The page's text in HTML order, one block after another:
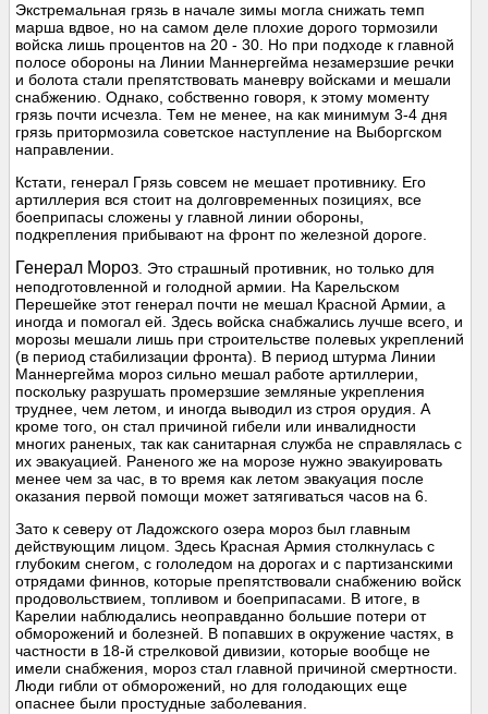
Экстремальная грязь в начале зимы могла снижать темп
марша вдвое, но на самом деле плохие дорого тормозили
войска лишь процентов на 20 - 30. Но при подходе к главной
полосе обороны на Линии Маннергейма незамерзшие речки
и болота стали препятствовать маневру войсками и мешали
снабжению. Однако, собственно говоря, к этому моменту
грязь почти исчезла. Тем не менее, на как минимум 3-4 дня
грязь притормозила советское наступление на Выборгском
направлении.
Кстати, генерал Грязь совсем не мешает противнику. Его
артиллерия вся стоит на долговременных позициях, все
боеприпасы сложены у главной линии обороны,
подкрепления прибывают на фронт по железной дороге.
Генерал Мороз . Это страшный противник, но только для
неподготовленной и голодной армии. На Карельском
Перешейке этот генерал почти не мешал Красной Армии, а
иногда и помогал ей. Здесь войска снабжались лучше всего, и
морозы мешали лишь при строительстве полевых укреплений
(в период стабилизации фронта). В период штурма Линии
Маннергейма мороз сильно мешал работе артиллерии,
поскольку разрушать промерзшие земляные укрепления
труднее, чем летом, и иногда выводил из строя орудия. А
кроме того, он стал причиной гибели или инвалидности
многих раненых, так как санитарная служба не справлялась с
их эвакуацией. Раненого же на морозе нужно эвакуировать
менее чем за час, в то время как летом эвакуация после
оказания первой помощи может затягиваться часов на 6.
Зато к северу от Ладожского озера мороз был главным
действующим лицом. Здесь Красная Армия столкнулась с
глубоким снегом, с гололедом на дорогах и с партизанскими
отрядами финнов, которые препятствовали снабжению войск
продовольствием, топливом и боеприпасами. В итоге, в
Карелии наблюдались неоправданно большие потери от
обморожений и болезней. В попавших в окружение частях, в
частности в 18-й стрелковой дивизии, которые вообще не
имели снабжения, мороз стал главной причиной смертности.
Люди гибли от обморожений, но для голодающих еще
опаснее были простудные заболевания.